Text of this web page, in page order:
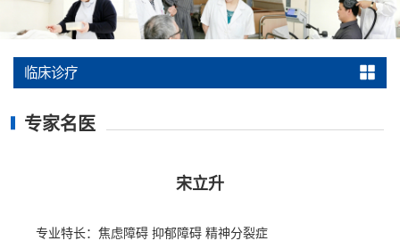
临床诊疗
专家名医
宋立升
专业特长：焦虑障碍 抑郁障碍 精神分裂症